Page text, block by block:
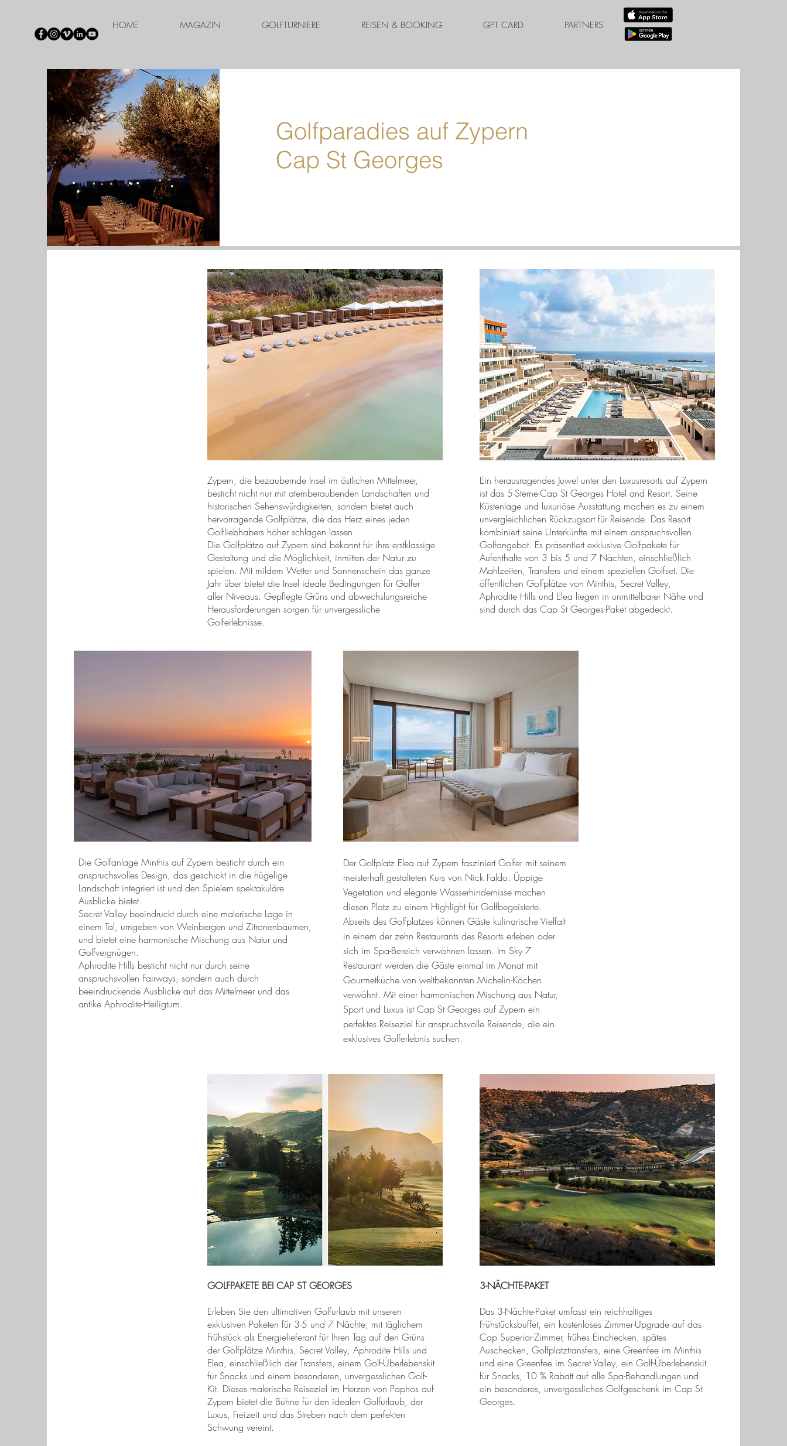
HOME MAGAZIN GOLFTURNIERE REISEN & BOOKING GPT CARD PARTNERS
Golfparadies auf Zypern
Cap St Georges
Zypern, die bezaubernde Insel im östlichen Mittelmeer,
besticht nicht nur mit atemberaubenden Landschaften und
historischen Sehenswürdigkeiten, sondern bietet auch
hervorragende Golfplätze, die das Herz eines jeden
Golfliebhabers höher schlagen lassen.
Die Golfplätze auf Zypern sind bekannt für ihre erstklassige
Gestaltung und die Möglichkeit, inmitten der Natur zu
spielen. Mit mildem Wetter und Sonnenschein das ganze
Jahr über bietet die Insel ideale Bedingungen für Golfer
aller Niveaus. Gepflegte Grüns und abwechslungsreiche
Herausforderungen sorgen für unvergessliche
Golferlebnisse.
Ein herausragendes Juwel unter den Luxusresorts auf Zypern
ist das 5-Sterne-Cap St Georges Hotel and Resort. Seine
Küstenlage und luxuriöse Ausstattung machen es zu einem
unvergleichlichen Rückzugsort für Reisende. Das Resort
kombiniert seine Unterkünfte mit einem anspruchsvollen
Golfangebot. Es präsentiert exklusive Golfpakete für
Aufenthalte von 3 bis 5 und 7 Nächten, einschließlich
Mahlzeiten, Transfers und einem speziellen Golfset. Die
öffentlichen Golfplätze von Minthis, Secret Valley,
Aphrodite Hills und Elea liegen in unmittelbarer Nähe und
sind durch das Cap St Georges-Paket abgedeckt.
Die Golfanlage Minthis auf Zypern besticht durch ein
anspruchsvolles Design, das geschickt in die hügelige
Landschaft integriert ist und den Spielern spektakuläre
Ausblicke bietet.
Secret Valley beeindruckt durch eine malerische Lage in
einem Tal, umgeben von Weinbergen und Zitronenbäumen,
und bietet eine harmonische Mischung aus Natur und
Golfvergnügen.
Aphrodite Hills besticht nicht nur durch seine
anspruchsvollen Fairways, sondern auch durch
beeindruckende Ausblicke auf das Mittelmeer und das
antike Aphrodite-Heiligtum.
Der Golfplatz Elea auf Zypern fasziniert Golfer mit seinem
meisterhaft gestalteten Kurs von Nick Faldo. Üppige
Vegetation und elegante Wasserhindernisse machen
diesen Platz zu einem Highlight für Golfbegeisterte.
Abseits des Golfplatzes können Gäste kulinarische Vielfalt
in einem der zehn Restaurants des Resorts erleben oder
sich im Spa-Bereich verwöhnen lassen. Im Sky 7
Restaurant werden die Gäste einmal im Monat mit
Gourmetküche von weltbekannten Michelin-Köchen
verwöhnt. Mit einer harmonischen Mischung aus Natur,
Sport und Luxus ist Cap St Georges auf Zypern ein
perfektes Reiseziel für anspruchsvolle Reisende, die ein
exklusives Golferlebnis suchen.
GOLFPAKETE BEI ​​CAP ST GEORGES
Erleben Sie den ultimativen Golfurlaub mit unseren
exklusiven Paketen für 3-5 und 7 Nächte, mit täglichem
Frühstück als Energielieferant für Ihren Tag auf den Grüns
der Golfplätze Minthis, Secret Valley, Aphrodite Hills und
Elea, einschließlich der Transfers, einem Golf-Überlebenskit
für Snacks und einem besonderen, unvergesslichen Golf-
Kit. Dieses malerische Reiseziel im Herzen von Paphos auf
Zypern bietet die Bühne für den idealen Golfurlaub, der
Luxus, Freizeit und das Streben nach dem perfekten
Schwung vereint.
3-NÄCHTE-PAKET
Das 3-Nächte-Paket umfasst ein reichhaltiges
Frühstücksbuffet, ein kostenloses Zimmer-Upgrade auf das
Cap Superior-Zimmer, frühes Einchecken, spätes
Auschecken, Golfplatztransfers, eine Greenfee im Minthis
und eine Greenfee im Secret Valley, ein Golf-Überlebenskit
für Snacks, 10 % Rabatt auf alle Spa-Behandlungen und
ein besonderes, unvergessliches Golfgeschenk im Cap St
Georges.